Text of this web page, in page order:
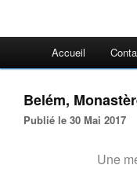
Accueil
Belém,
Publié le 30 Mai 2017
Une